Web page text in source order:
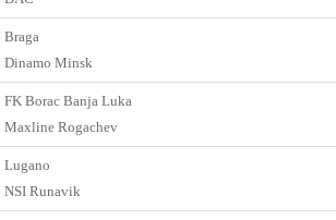
Braga
Dinamo Minsk
FK Borac Banja Luka
Maxline Rogachev
Lugano
NSI Runavik